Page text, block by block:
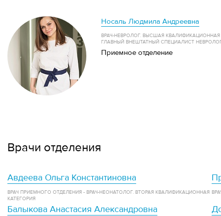
Носаль Людмила Андреевна
ВРАЧ-НЕВРОЛОГ. ВЫСШАЯ КВАЛИФИКАЦИОННАЯ КАТЕГОРИЯ.ЗАВЕДУЮЩИЙ
ГЛАВНЫЙ ВНЕШТАТНЫЙ СПЕЦИАЛИСТ
Приемное отделение
Врачи отделения
Авдеева Ольга Константиновна
ВРАЧ ПРИЕМНОГО ОТДЕЛЕНИЯ - ВРАЧ-НЕОНАТОЛОГ. ВТОРАЯ КВАЛИФИКАЦИОННАЯ
КАТЕГОРИЯ
Балыкова Анастасия Александровна